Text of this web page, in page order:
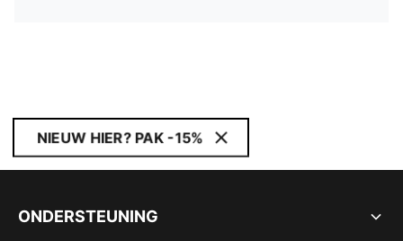
NIEUW HIER? PAK -15%
ONDERSTEUNING